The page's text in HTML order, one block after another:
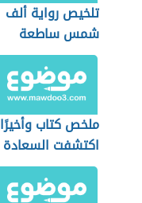
تلخيص رواية ألف
شمس ساطعة
ملخص كتاب وأخيرًا
اكتشفت السعادة